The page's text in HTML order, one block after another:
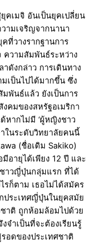
คเมจิ อันเป็นยุคเปลี่ยน
ามเจริญจากนานา
ที่วางรากฐานการ
ความสัมพันธ์ระหว่าง
าดังกล่าว การเดินทาง
เป็นไปได้มากขึ้น ซึ่ง
พันธ์แล้ว ยังเป็นการ
คมของสหรัฐอเมริกา
หากไม่มี ‘ผู้หญิงชาว
ในระดับวิทยาลัยคนนี้
(ชื่อเดิม Sakiko)
มีอายุได้เพียง 12 ปี และ
าวญี่ปุ่นกลุ่มแรก ที่ได้
รก็ตาม เธอไม่ได้สมัคร
ระเทศญี่ปุ่นในยุคสมัย
าติ ถูกห้อมล้อมไปด้วย
จำเป็นที่จะต้องเรียนรู้
อดของประเทศชาติ